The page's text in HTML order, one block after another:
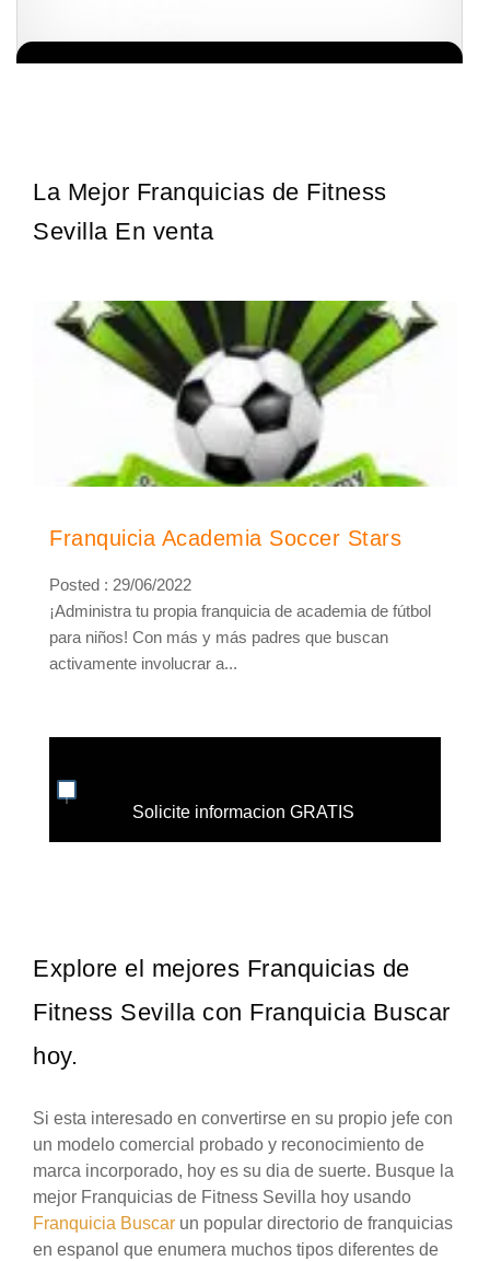
La Mejor Franquicias de Fitness
Sevilla En venta
Franquicia Academia Soccer Stars
Posted : 29/06/2022
¡Administra tu propia franquicia de academia de fútbol
para niños! Con más y más padres que buscan
activamente involucrar a...
Solicite informacion GRATIS
Explore el mejores Franquicias de
Fitness Sevilla con Franquicia Buscar
hoy.
Si esta interesado en convertirse en su propio jefe con
un modelo comercial probado y reconocimiento de
marca incorporado, hoy es su dia de suerte. Busque la
mejor Franquicias de Fitness Sevilla hoy usando
Franquicia Buscar un popular directorio de franquicias
en espanol que enumera muchos tipos diferentes de